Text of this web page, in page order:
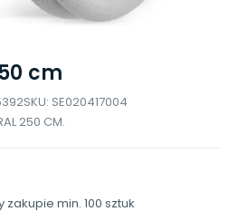
cm
SKU: SE020417004
250 CM.
zakupie min. 100 sztuk